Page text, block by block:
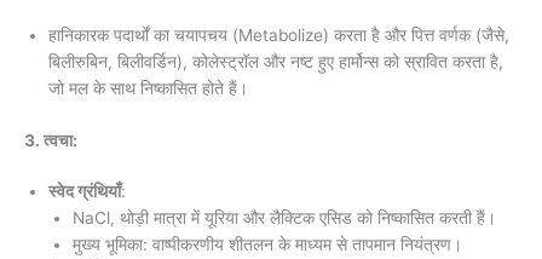
हानिकारक पदार्थों का चयापचय (Metabolize) करता है और पित्त वर्णक (जैसे,
बिलीरुबिन, बिलीवर्डिन), कोलेस्ट्रॉल और नष्ट हुए हार्मोन्स को स्रावित करता है,
जो मल के साथ निष्कासित होते हैं।
3. त्वचा:
स्वेद ग्रंथियाँ:
NaCl, थोड़ी मात्रा में यूरिया और लैक्टिक एसिड को निष्कासित करती हैं।
मुख्य भूमिका: वाष्पीकरणीय शीतलन के माध्यम से तापमान नियंत्रण।